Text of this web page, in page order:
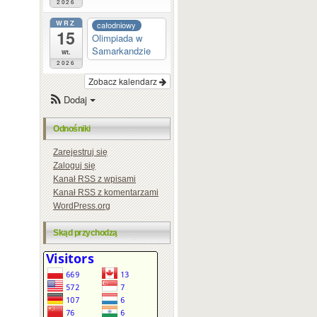
2026
WRZ
15
wt.
2026
całodniowy
Olimpiada w
Samarkandzie
Zobacz kalendarz
Dodaj
Odnośniki
Zarejestruj się
Zaloguj się
KanałRSSz wpisami
KanałRSSz komentarzami
WordPress.org
Skąd przychodzą